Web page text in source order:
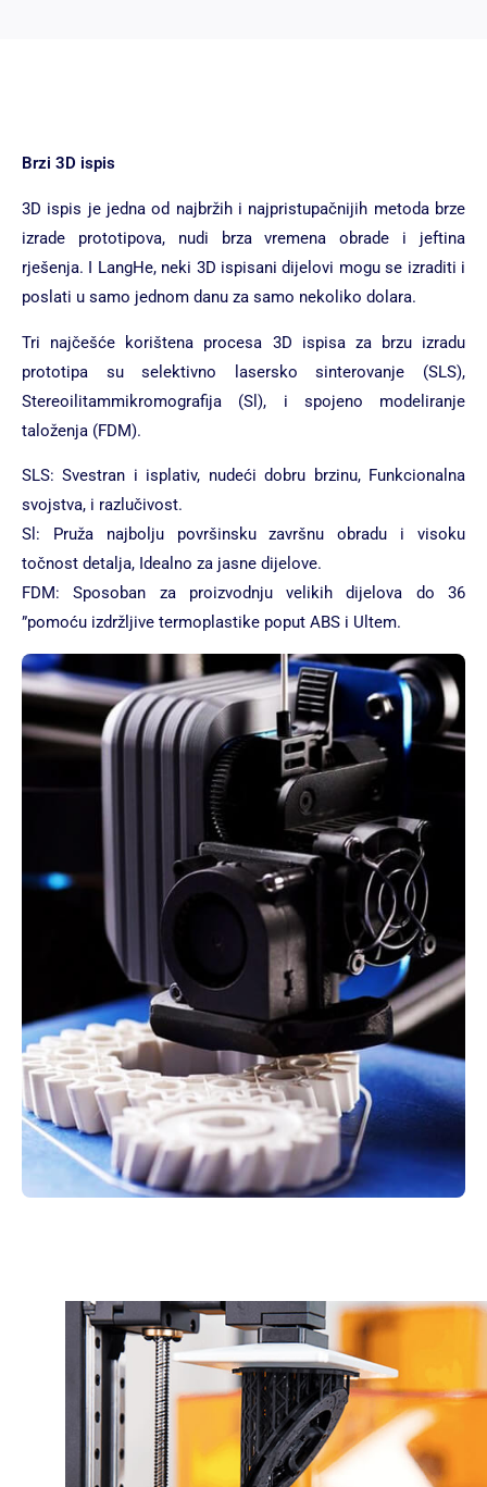
Brzi 3D ispis
3D ispis je jedna od najbržih i najpristupačnijih metoda brze
izrade prototipova, nudi brza vremena obrade i jeftina
rješenja. I LangHe, neki 3D ispisani dijelovi mogu se izraditi i
poslati u samo jednom danu za samo nekoliko dolara.
Tri najčešće korištena procesa 3D ispisa za brzu izradu
prototipa su selektivno lasersko sinterovanje (SLS),
Stereoilitammikromografija (Sl), i spojeno modeliranje
taloženja (FDM).
SLS: Svestran i isplativ, nudeći dobru brzinu, Funkcionalna
svojstva, i razlučivost.
Sl: Pruža najbolju površinsku završnu obradu i visoku
točnost detalja, Idealno za jasne dijelove.
FDM: Sposoban za proizvodnju velikih dijelova do 36
”pomoću izdržljive termoplastike poput ABS i Ultem.